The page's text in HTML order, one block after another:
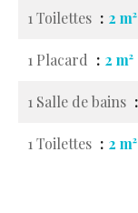
1 Toilettes 2 m²
1 Placard 2 m²
1 Salle de bains
1 Toilettes 2 m²